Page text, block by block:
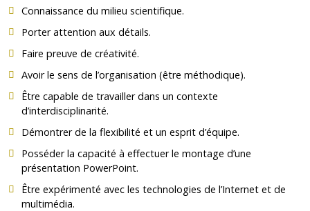
Connaissance du milieu scientifique.
Porter attention aux détails.
Faire preuve de créativité.
Avoir le sens de l’organisation (être méthodique).
Être capable de travailler dans un contexte
d’interdisciplinarité.
Démontrer de la flexibilité et un esprit d’équipe.
Posséder la capacité à effectuer le montage d’une
présentation PowerPoint.
Être expérimenté avec les technologies de l’Internet et de
multimédia.